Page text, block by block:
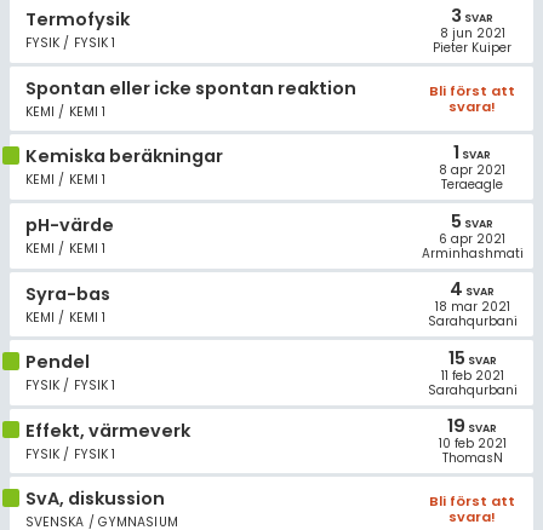
Termofysik
FYSIK / FYSIK 1
3 SVAR
8 jun 2021
Pieter Kuiper
Spontan eller icke spontan reaktion
KEMI / KEMI 1
Bli först att
svara!
Kemiska beräkningar
KEMI / KEMI 1
1 SVAR
8 apr 2021
Teraeagle
pH-värde
KEMI / KEMI 1
5 SVAR
6 apr 2021
Arminhashmati
Syra-bas
KEMI / KEMI 1
4 SVAR
18 mar 2021
Sarahqurbani
Pendel
FYSIK / FYSIK 1
15 SVAR
11 feb 2021
Sarahqurbani
Effekt, värmeverk
FYSIK / FYSIK 1
19 SVAR
10 feb 2021
ThomasN
SvA, diskussion
SVENSKA / GYMNASIUM
Bli först att
svara!